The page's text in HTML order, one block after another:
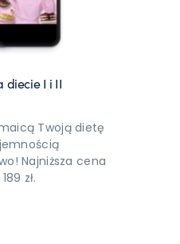
diecie I i II
238 zł.
wynosi: 199 zł.
Twoją dietę
Najniższa cena
zł.